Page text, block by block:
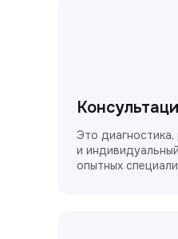
Это
и
опытных